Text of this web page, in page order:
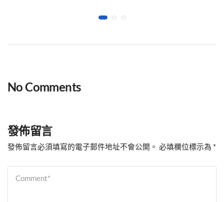
No Comments
發佈留言
發佈留言必須填寫的電子郵件地址不會公開。 必填欄位標示為 *